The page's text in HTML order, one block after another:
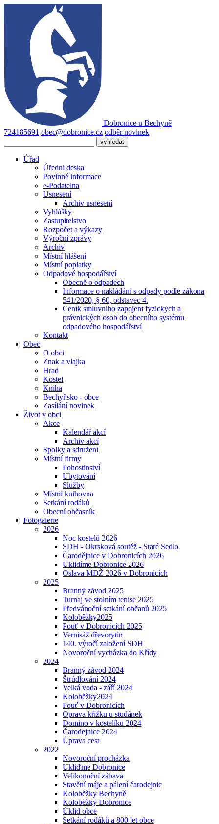
Dobronice u Bechyně
724185691 obec@dobronice.cz odběr novinek
Úřad
Úřední deska
Povinné informace
e-Podatelna
Usnesení
Archiv usnesení
Vyhlášky
Zastupitelstvo
Rozpočet a výkazy
Výroční zprávy
Archiv
Místní hlášení
Místní poplatky
Odpadové hospodářství
Obecně o odpadech
Informace o nakládání s odpady podle zákona
541/2020, § 60, odstavec 4.
Ceník smluvního zapojení fyzických a
právnických osob do obecního systému
odpadového hospodářství
Kontakt
Obec
O obci
Znak a vlajka
Hrad
Kostel
Kniha
Bechyňsko - obce
Zasílání novinek
Život v obci
Akce
Kalendář akcí
Archiv akcí
Spolky a sdružení
Místní firmy
Pohostinství
Ubytování
Služby
Místní knihovna
Setkání rodáků
Obecní občasník
Fotogalerie
2026
Noc kostelů 2026
SDH - Okrsková soutěž - Staré Sedlo
Čarodějnice v Dobronicích 2026
Uklidíme Dobronice 2026
Oslava MDŽ 2026 v Dobronicích
2025
Branný závod 2025
Turnaj ve stolním tenise 2025
Předvánoční setkání občanů 2025
Koloběžky2025
Pouť v Dobronicích 2025
Vernisáž dřevorytin
140. výročí založení SDH
Novoroční vycházka do Křídy
2024
Branný závod 2024
Štrúdlování 2024
Velká voda - září 2024
Koloběžky2024
Pouť v Dobronicích
Oprava křížku u studánek
Domino v kostelíku 2024
Čarodejnice 2024
Úprava cest
2022
Novoroční procházka
Ukliďme Dobronice
Velikonoční zábava
Stavění máje a pálení čarodejnic
Koloběžky Bechyně
Koloběžky Dobronice
Úklid obce
Setkání rodáků a 800 let obce